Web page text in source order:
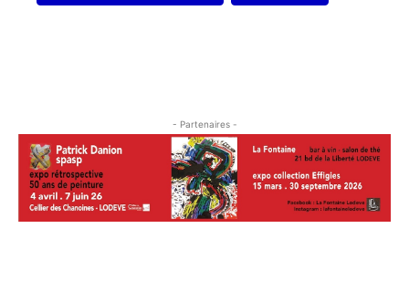
- Partenaires -